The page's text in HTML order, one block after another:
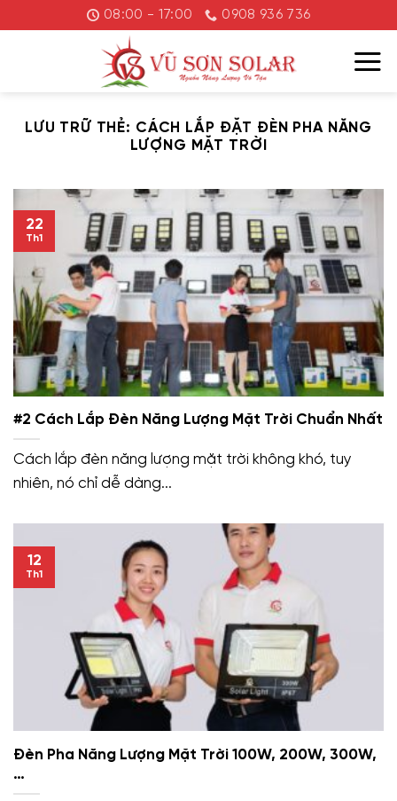
đến
08:00 - 17:00 0908 936 736
LƯU TRỮ THẺ: CÁCH LẮP ĐẶT ĐÈN PHA NĂNG
LƯỢNG MẶT TRỜI
#2 Cách Lắp Đèn Năng Lượng Mặt Trời Chuẩn Nhất
Cách lắp đèn năng lượng mặt trời không khó, tuy
nhiên, nó chỉ dễ dàng...
22
Th1
Đèn Pha Năng Lượng Mặt Trời 100W, 200W, 300W,
…
12
Th1